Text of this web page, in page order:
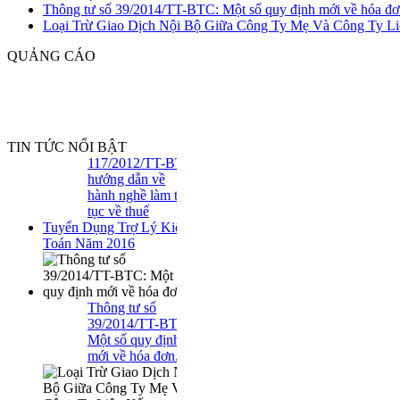
Thông tư số 39/2014/TT-BTC: Một số quy định mới về hóa
Loại Trừ Giao Dịch Nội Bộ Giữa Công Ty Mẹ Và Công Ty
QUẢNG CÁO
TIN TỨC NỔI BẬT
2465/TCT-TTHT
117/2012/TT-BTC
hướng dẫn về
hành nghề làm thủ
tục về thuế
Tuyển Dụng Trợ Lý Kiểm
Toán Năm 2016
Thông tư số
39/2014/TT-BTC:
Một số quy định
mới về hóa đơn..